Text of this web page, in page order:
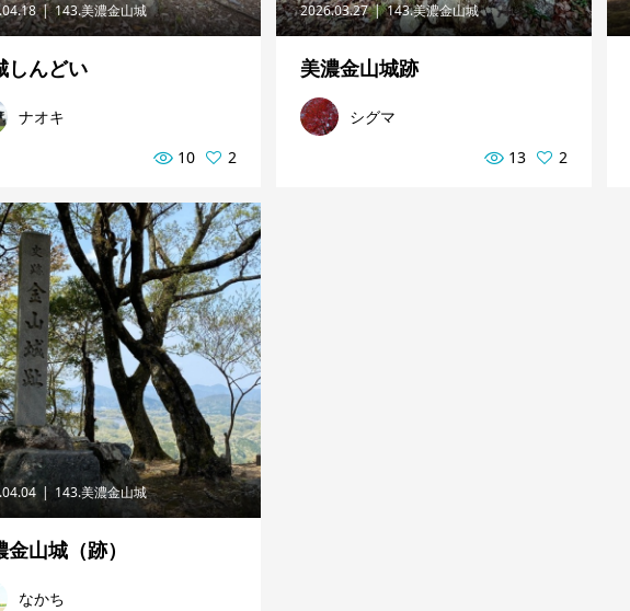
143.美濃金山城
しんどい
ナオキ
10
2
2026.03.27 143.美濃金山城
美濃金山城跡
シグマ
13
2
143.美濃金山城
金山城（跡）
なかち